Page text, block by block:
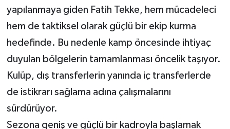
yapılanmaya giden Fatih Tekke, hem mücadeleci
hem de taktiksel olarak güçlü bir ekip kurma
hedefinde. Bu nedenle kamp öncesinde ihtiyaç
duyulan bölgelerin tamamlanması öncelik taşıyor.
Kulüp, dış transferlerin yanında iç transferlerde
de istikrarı sağlama adına çalışmalarını
sürdürüyor.
Sezona geniş ve güçlü bir kadroyla başlamak